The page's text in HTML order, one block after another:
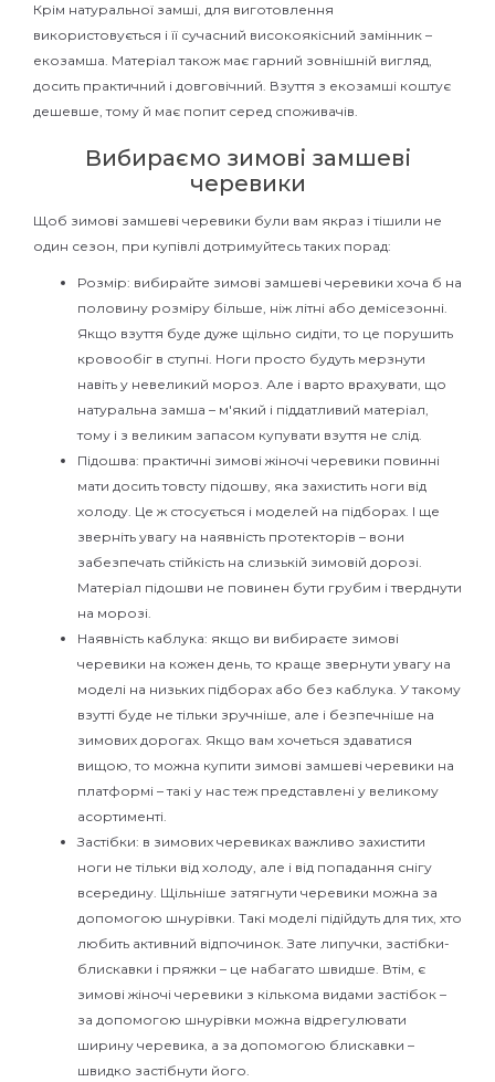
Крім натуральної замші, для виготовлення
використовується і її сучасний високоякісний замінник –
екозамша. Матеріал також має гарний зовнішній вигляд,
досить практичний і довговічний. Взуття з екозамші коштує
дешевше, тому й має попит серед споживачів.
Вибираємо зимові замшеві
черевики
Щоб зимові замшеві черевики були вам якраз і тішили не
один сезон, при купівлі дотримуйтесь таких порад:
Розмір: вибирайте зимові замшеві черевики хоча б на
половину розміру більше, ніж літні або демісезонні.
Якщо взуття буде дуже щільно сидіти, то це порушить
кровообіг в ступні. Ноги просто будуть мерзнути
навіть у невеликий мороз. Але і варто врахувати, що
натуральна замша – м'який і піддатливий матеріал,
тому і з великим запасом купувати взуття не слід.
Підошва: практичні зимові жіночі черевики повинні
мати досить товсту підошву, яка захистить ноги від
холоду. Це ж стосується і моделей на підборах. І ще
зверніть увагу на наявність протекторів – вони
забезпечать стійкість на слизькій зимовій дорозі.
Матеріал підошви не повинен бути грубим і тверднути
на морозі.
Наявність каблука: якщо ви вибираєте зимові
черевики на кожен день, то краще звернути увагу на
моделі на низьких підборах або без каблука. У такому
взутті буде не тільки зручніше, але і безпечніше на
зимових дорогах. Якщо вам хочеться здаватися
вищою, то можна купити зимові замшеві черевики на
платформі – такі у нас теж представлені у великому
асортименті.
Застібки: в зимових черевиках важливо захистити
ноги не тільки від холоду, але і від попадання снігу
всередину. Щільніше затягнути черевики можна за
допомогою шнурівки. Такі моделі підійдуть для тих, хто
любить активний відпочинок. Зате липучки, застібки-
блискавки і пряжки – це набагато швидше. Втім, є
зимові жіночі черевики з кількома видами застібок –
за допомогою шнурівки можна відрегулювати
ширину черевика, а за допомогою блискавки –
швидко застібнути його.